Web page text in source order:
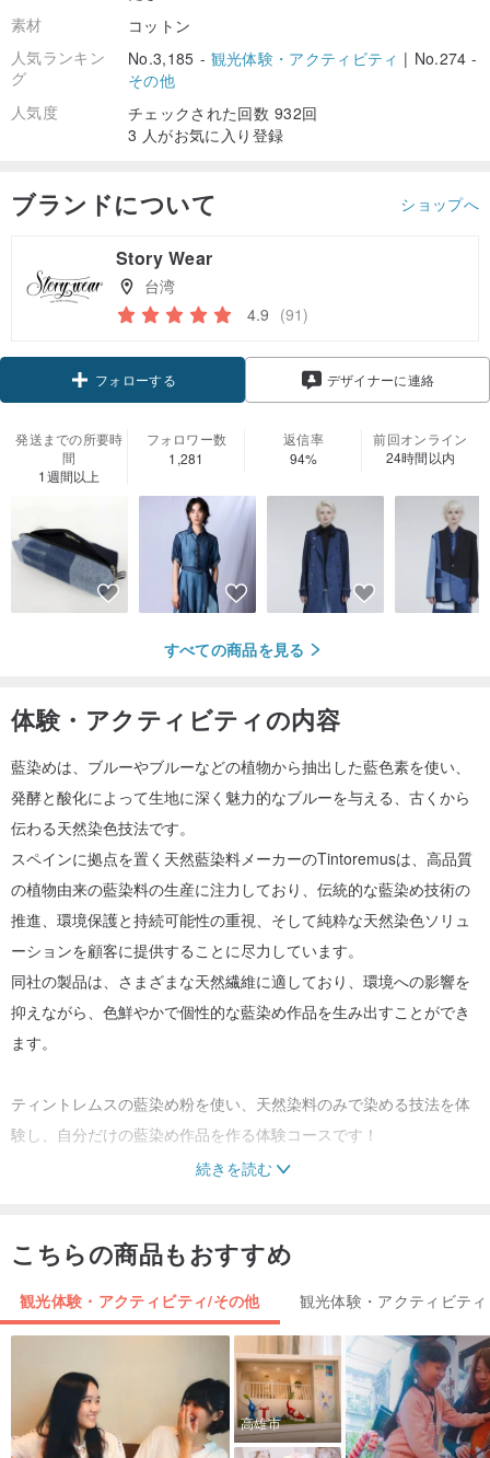
素材
コットン
人気ランキン
グ
No.3,185 - 観光体験・アクティビティ | No.274 -
その他
人気度
チェックされた回数 932回
3 人がお気に入り登録
ブランドについて ショップへ
Story Wear
台湾
4.9 (91)
デザイナーに連絡
発送までの所要時
間
1週間以上
フォロワー数
1,281
返信率
94%
前回オンライン
24時間以内
すべての商品を見る
体験・アクティビティの内容
藍染めは、ブルーやブルーなどの植物から抽出した藍色素を使い、
発酵と酸化によって生地に深く魅力的なブルーを与える、古くから
伝わる天然染色技法です。
スペインに拠点を置く天然藍染料メーカーのTintoremusは、高品質
の植物由来の藍染料の生産に注力しており、伝統的な藍染め技術の
推進、環境保護と持続可能性の重視、そして純粋な天然染色ソリュ
ーションを顧客に提供することに尽力しています。
同社の製品は、さまざまな天然繊維に適しており、環境への影響を
抑えながら、色鮮やかで個性的な藍染め作品を生み出すことができ
ます。
ティントレムスの藍染め粉を使い、天然染料のみで染める技法を体
験し、自分だけの藍染め作品を作る体験コースです！
_________________________________________
白い天然繊維で作られた衣服やアクセサリー
たします
▎体験コンテンツ
1. 藍染めの工程について学ぶ
2. 染色技術と実施
続きを読む
こちらの商品もおすすめ
観光体験・アクティビティ/その他 観光体験・アクティビティ
高雄市